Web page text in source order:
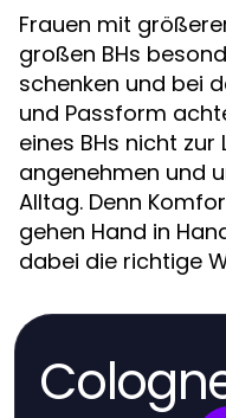
Frauen mit
großen BHs
schenken und bei
und Passform
eines BHs nicht
angenehmen und
Alltag. Denn
gehen Hand in
dabei die richtige